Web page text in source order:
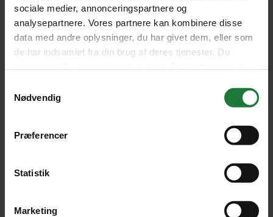
sociale medier, annonceringspartnere og
analysepartnere. Vores partnere kan kombinere disse
data med andre oplysninger, du har givet dem, eller som
de har indsamlet fra din brug af deres tjenester. Du
Nødvendig
Præferencer
Statistik
Marketing